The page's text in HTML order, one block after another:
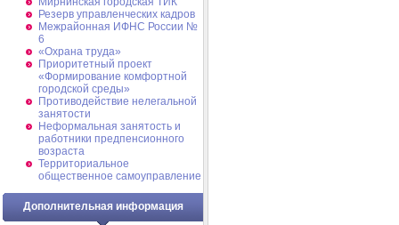
Резерв управленческих кадров
Межрайонная ИФНС России №
6
«Охрана труда»
Приоритетный проект
«Формирование комфортной
городской среды»
Противодействие нелегальной
занятости
Неформальная занятость и
работники предпенсионного
возраста
Территориальное
общественное самоуправление
Дополнительная информация